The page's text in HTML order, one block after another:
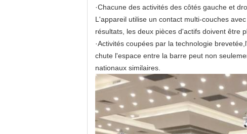
·Chacune des activités des côtés gauche et
L'appareil utilise un contact multi-couches
résultats, les deux pièces d'actifs doivent être
·Activités coupées par la technologie
chute l'espace entre la barre peut non
nationaux similaires.